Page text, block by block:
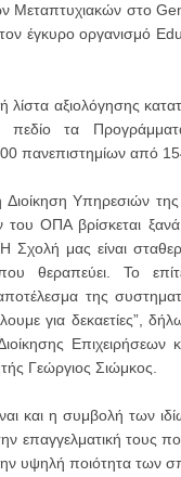
Μεταπτυχιακών στο
έγκυρο οργανισμό
λίστα αξιολόγησης
πεδίο τα
πανεπιστημίων από
Υπηρεσιών της
του ΟΠΑ βρίσκεται
Σχολή μας είναι
που θεραπεύει. Το
της
για δεκαετίες”,
Επιχειρήσεων
Γεώργιος Σιώμκος.
και η συμβολή των
επαγγελματική τους
υψηλή ποιότητα των